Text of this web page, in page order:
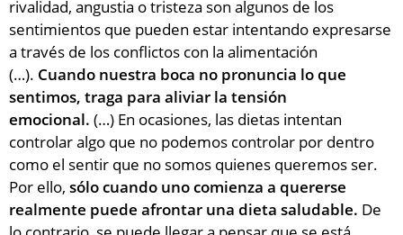
rivalidad, angustia o tristeza son algunos de los
sentimientos que pueden estar intentando expresarse
a través de los conflictos con la alimentación
(…). Cuando nuestra boca no pronuncia lo que
sentimos, traga para aliviar la tensión
emocional. (…) En ocasiones, las dietas intentan
controlar algo que no podemos controlar por dentro
como el sentir que no somos quienes queremos ser.
Por ello, sólo cuando uno comienza a quererse
realmente puede afrontar una dieta saludable. De